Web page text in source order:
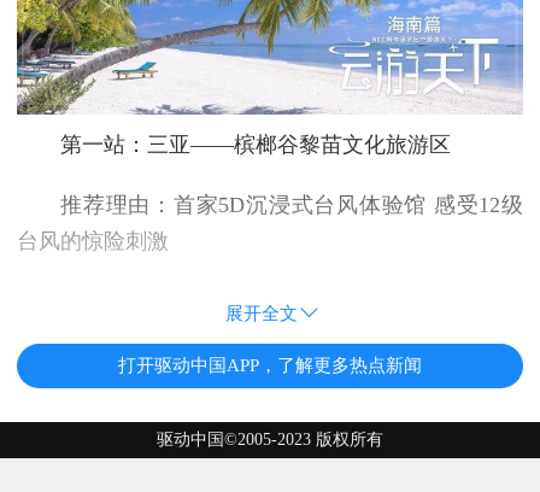
第一站：三亚——槟榔谷黎苗文化旅游区
推荐理由：首家5D沉浸式台风体验馆 感受12级
台风的惊险刺激
展开全文
打开驱动中国APP，了解更多热点新闻
驱动中国©2005-2023 版权所有